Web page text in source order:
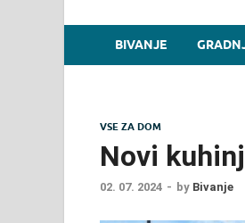
BIVANJE
VSE ZA DOM
Novi
02. 07. 2024 - by Bivanje